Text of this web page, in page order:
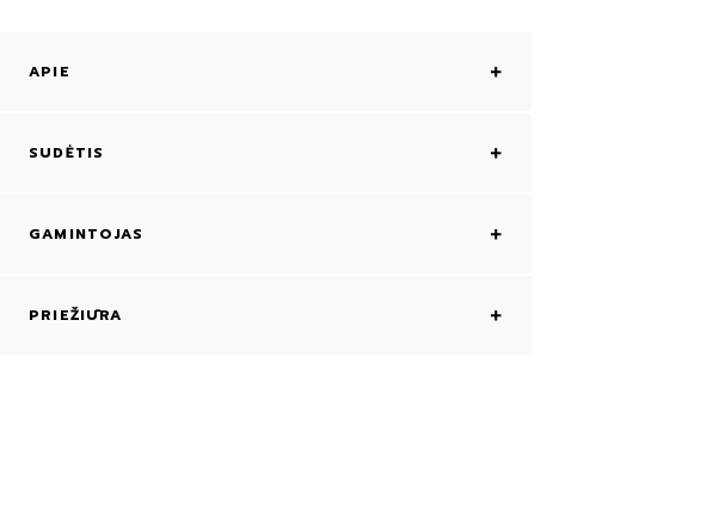
APIE
SUDĖTIS
GAMINTOJAS
PRIEŽIŪRA